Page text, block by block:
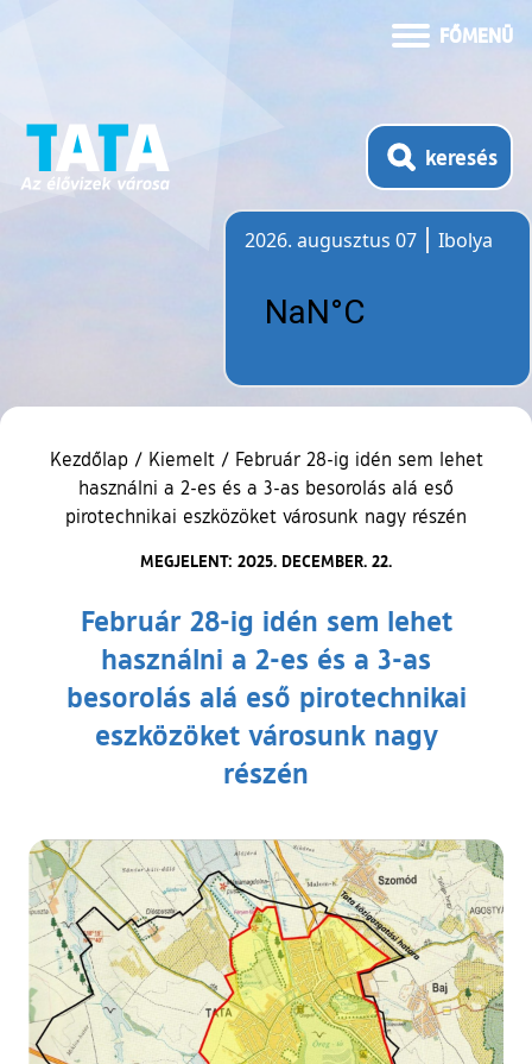
FŐMENÜ
keresés
2026. augusztus 07
Ibolya
Kezdőlap / Kiemelt / Február 28-ig idén sem lehet
használni a 2-es és a 3-as besorolás alá eső
pirotechnikai eszközöket városunk nagy részén
MEGJELENT: 2025. DECEMBER. 22.
Február 28-ig idén sem lehet
használni a 2-es és a 3-as
besorolás alá eső pirotechnikai
eszközöket városunk nagy
részén